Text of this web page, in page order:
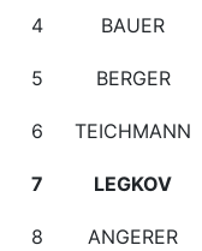
4 BAUER
5 BERGER
6 TEICHMANN
7 LEGKOV
8 ANGERER